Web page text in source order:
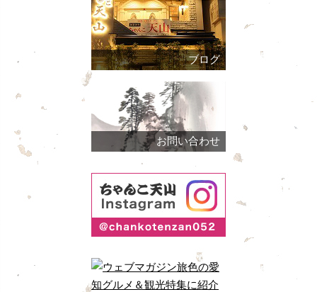
ブログ
お問い合わせ